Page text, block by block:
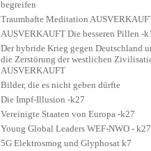
begreifen
Traumhafte Meditation
AUSVERKAUFT Die besseren Pillen -
Der hybride Krieg gegen Deutschland
die Zerstörung der westlichen
AUSVERKAUFT
Bilder, die es nicht geben dürfte
Die Impf-Illusion -k27
Vereinigte Staaten von Europa -k27
Young Global Leaders WEF-NWO - k27
5G Elektrosmog und Glyphosat k7